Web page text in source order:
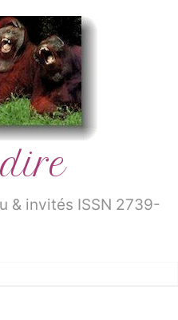
dire
& invités ISSN 2739-